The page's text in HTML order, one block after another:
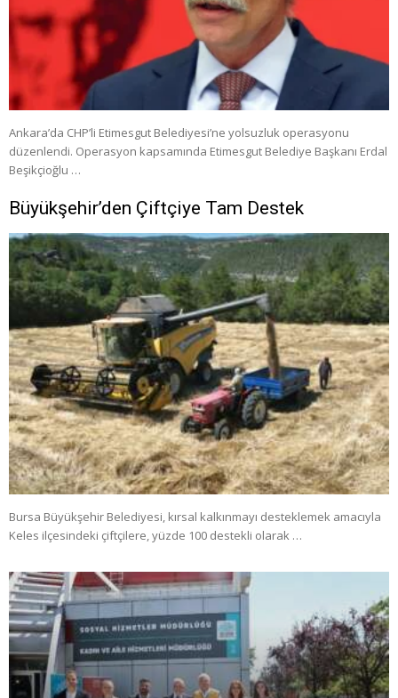
Ankara’da CHP’li Etimesgut Belediyesi’ne yolsuzluk operasyonu
düzenlendi. Operasyon kapsamında Etimesgut Belediye Başkanı Erdal
Beşikçioğlu …
Büyükşehir’den Çiftçiye Tam Destek
Bursa Büyükşehir Belediyesi, kırsal kalkınmayı desteklemek amacıyla
Keles ilçesindeki çiftçilere, yüzde 100 destekli olarak …